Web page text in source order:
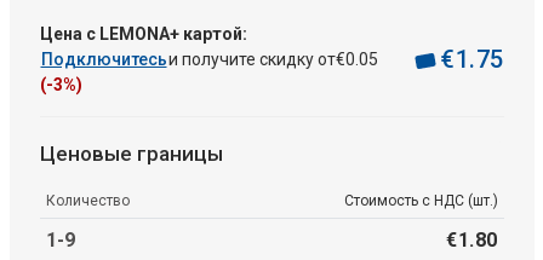
Цена с LEMONA+ картой:
Подключитесьи получите скидку от€0 05
(-3%)
€1.75
Ценовые границы
Количество Стоимость с НДС (шт.)
1-9 €1.80